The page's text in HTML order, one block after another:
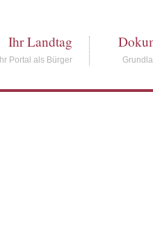
Ihr Landtag
Ihr Portal als Bürger